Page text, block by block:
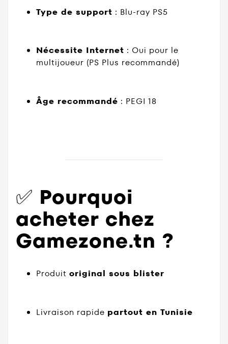
Type de support : Blu-ray PS5
Nécessite Internet : Oui pour le
multijoueur (PS Plus recommandé)
Âge recommandé : PEGI 18
✅ Pourquoi
acheter chez
Gamezone.tn ?
Produit original sous blister
Livraison rapide partout en Tunisie